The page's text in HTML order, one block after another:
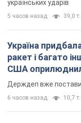
"Нас почули на
день поспіль
Федорова. Фото
Антиурядові виступи